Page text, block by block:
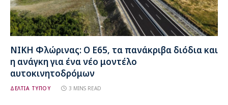
ΝΙΚΗ Φλώρινας: Ο Ε65, τα πανάκριβα διόδια και
η ανάγκη για ένα νέο μοντέλο
αυτοκινητοδρόμων
ΔΕΛΤΙΑ ΤΥΠΟΥ 3 MINS READ